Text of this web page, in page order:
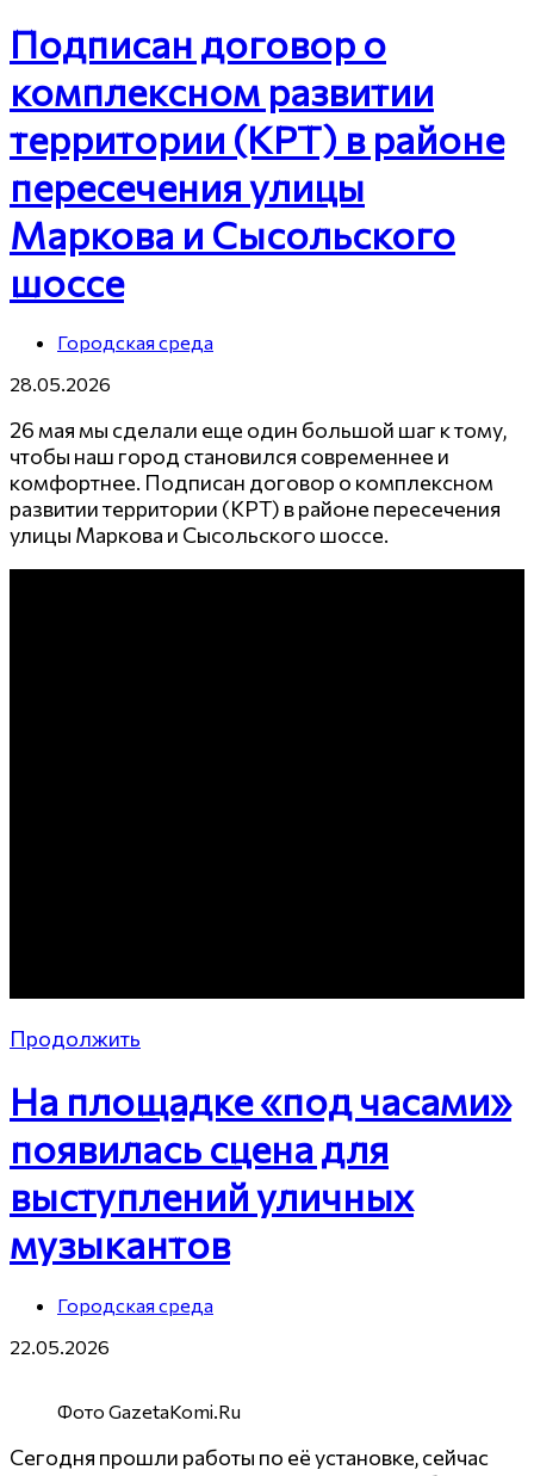
Подписан договор о
комплексном развитии
территории (КРТ) в районе
пересечения улицы
Маркова и Сысольского
шоссе
Городская среда
28.05.2026
26 мая мы сделали еще один большой шаг к тому,
чтобы наш город становился современнее и
комфортнее. Подписан договор о комплексном
развитии территории (КРТ) в районе пересечения
улицы Маркова и Сысольского шоссе.
Продолжить
На площадке «под часами»
появилась сцена для
выступлений уличных
музыкантов
Городская среда
22.05.2026
Фото GazetaKomi.Ru
Сегодня прошли работы по её установке, сейчас